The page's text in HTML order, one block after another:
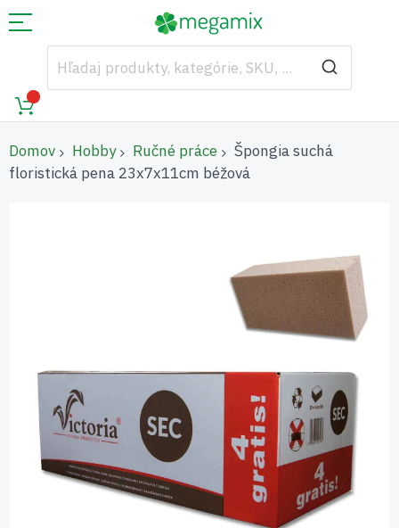
Domov Hobby Ručné práce
Špongia suchá
floristická pena 23x7x11cm béžová